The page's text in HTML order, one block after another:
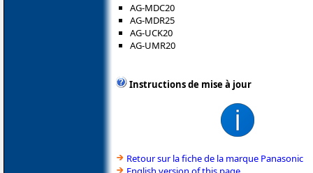
AG-MDC20
AG-MDR25
AG-UCK20
AG-UMR20
Instructions de mise à jour
Retour sur la fiche de la marque Panasonic